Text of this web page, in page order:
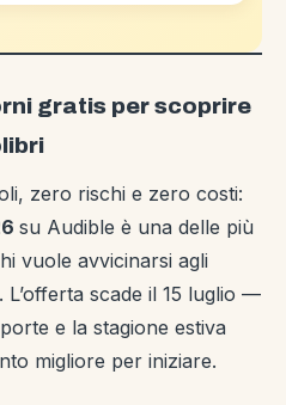
gratis per scoprire
zero rischi e zero costi:
su Audible è una delle più
vuole avvicinarsi agli
scade il 15 luglio —
e la stagione estiva
migliore per iniziare.